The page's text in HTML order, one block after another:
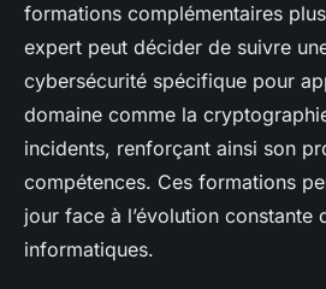
formations complémentaires
expert peut décider de suivre
cybersécurité spécifique pour
domaine comme la
incidents, renforçant ainsi son
compétences. Ces formations
jour face à l’évolution constante
informatiques.